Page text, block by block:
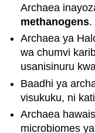
Archaea
methanogens.
Archaea ya
wa chumvi
usanisinuru
Baadhi ya
visukuku, ni
Archaea
microbiomes